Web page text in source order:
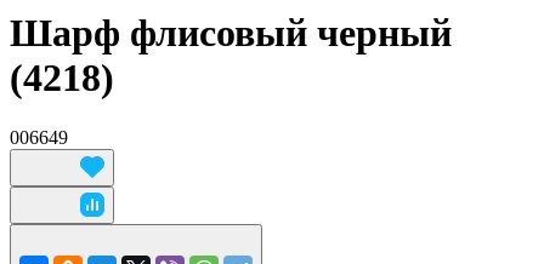
Шарф флисовый черный
(4218)
006649